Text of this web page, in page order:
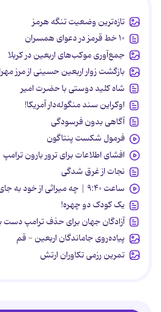
تازه‌ترین وضعیت تنگه هرمز
۱۰ خط قرمز در دعوای همسران
جمع‌آوری موکب‌های اربعین در کربلا
بازگشت زوار اربعین حسینی از مرز
شاه کلید دوستی با حضرت امیر
اوکراین سند منگوله‌دار آمریکا!
آگاهی بدون فرسودگی
فرمول شکست پنتاگون
افشای اطلاعات برای ترور بارون ترامپ
نجات از غرق شدگی
ساعت ۹:۴۰ | چه میراثی از خود به جای گذاشت؟
یک کودک دو چهره!
آزادگان جهان برای حذف ترامپ دست
پیاده‌روی جاماندگان اربعین - قم
تمرین رزمی تکاوران ارتش